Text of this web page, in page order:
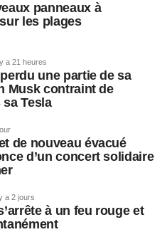
panneaux à
les plages
a 21 heures
une partie de sa
Musk contraint de
Tesla
de nouveau évacué
d’un concert solidaire
a 2 jours
à un feu rouge et